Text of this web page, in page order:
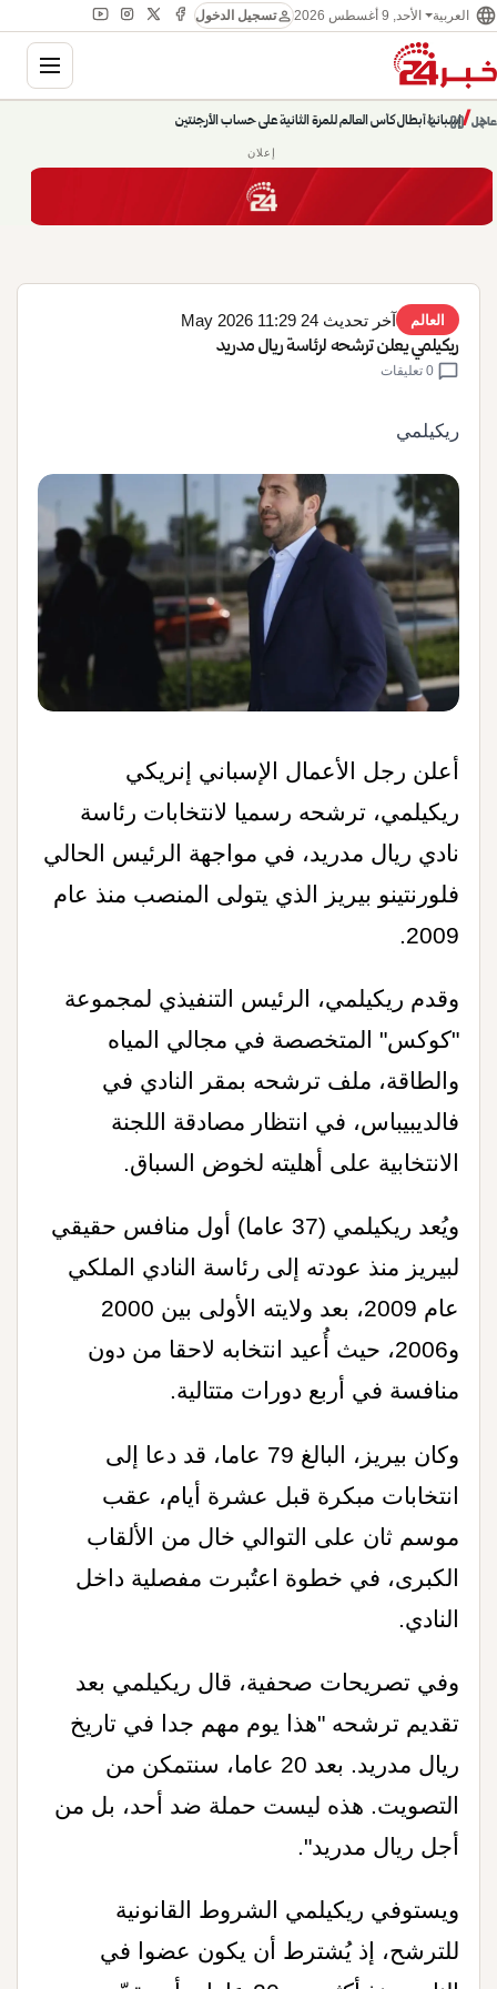
language العربية الأحد, 9 أغسطس 2026 personتسجيل الدخول
عاجل/
إسبانيا أبطال كأس العالم للمرة الثانية على حساب الأرجنتين
حديث الساعة: سيناريوهات قادمة 745
chevron_right
pause
chevron_left
إعلان
العالم آخر تحديث 24 May 2026 11:29
ريكيلمي يعلن ترشحه لرئاسة ريال مدريد
chat_bubble
ريكيلمي
أعلن رجل الأعمال الإسباني إنريكي
ريكيلمي، ترشحه رسميا لانتخابات رئاسة
نادي ريال مدريد، في مواجهة الرئيس الحالي
فلورنتينو بيريز الذي يتولى المنصب منذ عام
2009
.
وقدم ريكيلمي، الرئيس التنفيذي لمجموعة
"كوكس" المتخصصة في مجالي المياه
والطاقة، ملف ترشحه بمقر النادي في
فالديبيباس، في انتظار مصادقة اللجنة
الانتخابية على أهليته لخوض السباق.
ويُعد ريكيلمي (37 عاما) أول منافس حقيقي
لبيريز منذ عودته إلى رئاسة النادي الملكي
عام 2009، بعد ولايته الأولى بين 2000
و2006، حيث أُعيد انتخابه لاحقا من دون
منافسة في أربع دورات متتالية.
وكان بيريز، البالغ 79 عاما، قد دعا إلى
انتخابات مبكرة قبل عشرة أيام، عقب
موسم ثان على التوالي خال من الألقاب
الكبرى، في خطوة اعتُبرت مفصلية داخل
النادي.
وفي تصريحات صحفية، قال ريكيلمي بعد
تقديم ترشحه "هذا يوم مهم جدا في تاريخ
ريال مدريد. بعد 20 عاما، سنتمكن من
التصويت. هذه ليست حملة ضد أحد، بل من
أجل ريال مدريد".
ويستوفي ريكيلمي الشروط القانونية
للترشح، إذ يُشترط أن يكون عضوا في